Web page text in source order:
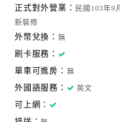
正式對外營業：
民國103年9
新裝修
外幣兌換： 無
刷卡服務：
單車可進房： 無
外國語服務： 英文
可上網：